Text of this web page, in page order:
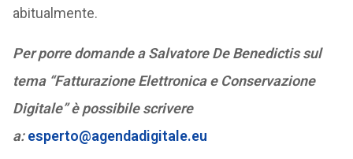
abitualmente.
Per porre domande a Salvatore De Benedictis sul
tema “Fatturazione Elettronica e Conservazione
Digitale” è possibile scrivere
a:esperto@agendadigitale.eu